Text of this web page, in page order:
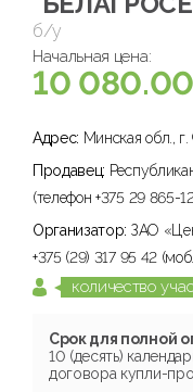
б/у
Начальная цена:
10
Адрес: Минская обл.,
Продавец:
(телефон +375 29 865-
Организатор: ЗАО
+375 (29) 317 95 42
количество
Срок для полной
10 (десять)
договора купли-